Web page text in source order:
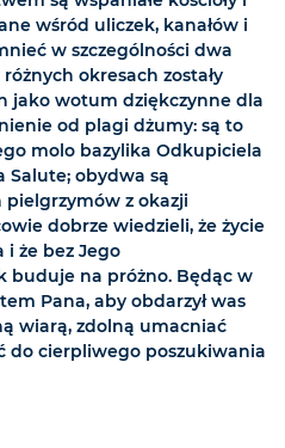
wśród uliczek, kanałów i
w szczególności dwa
okresach zostały
jako wotum dziękczynne dla
od plagi dżumy: są to
molo bazylika Odkupiciela
Salute; obydwa są
pielgrzymów z okazji
dobrze wiedzieli, że życie
że bez Jego
buduje na próżno. Będąc w
Pana, aby obdarzył was
wiarą, zdolną umacniać
do cierpliwego poszukiwania